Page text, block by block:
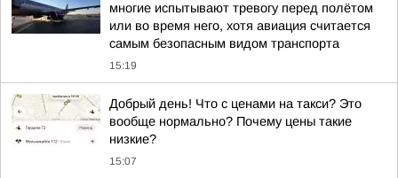
многие испытывают тревогу перед полётом
или во время него, хотя авиация считается
самым безопасным видом транспорта
15:19
Добрый день! Что с ценами на такси? Это
вообще нормально? Почему цены такие
низкие?
15:07